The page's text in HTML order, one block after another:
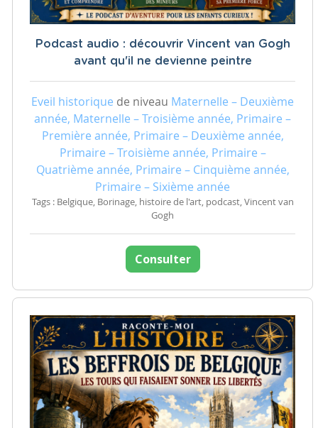
Podcast audio : découvrir Vincent van Gogh
avant qu'il ne devienne peintre
Eveil historique de niveau Maternelle – Deuxième
année, Maternelle – Troisième année, Primaire –
Première année, Primaire – Deuxième année,
Primaire – Troisième année, Primaire –
Quatrième année, Primaire – Cinquième année,
Primaire – Sixième année
Tags : Belgique, Borinage, histoire de l'art, podcast, Vincent van
Gogh
Consulter